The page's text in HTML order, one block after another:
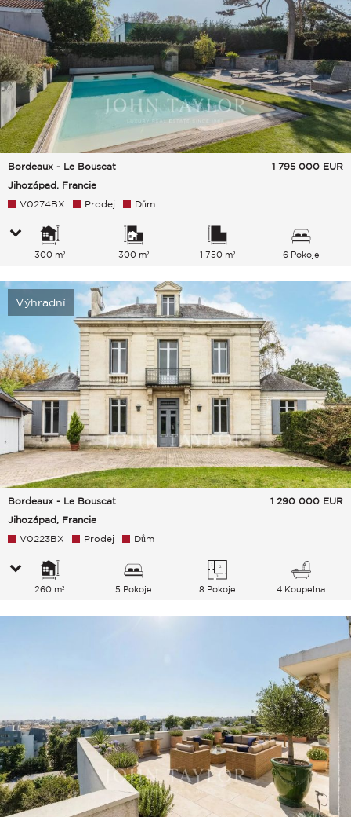
Bordeaux - Le Bouscat
Jihozápad, Francie
1 795 000 EUR
V0274BX Prodej Dům
300 m² 300 m² 1 750 m² 6 Pokoje
Výhradní
Bordeaux - Le Bouscat
Jihozápad, Francie
1 290 000 EUR
V0223BX Prodej Dům
260 m² 5 Pokoje 8 Pokoje 4 Koupelna